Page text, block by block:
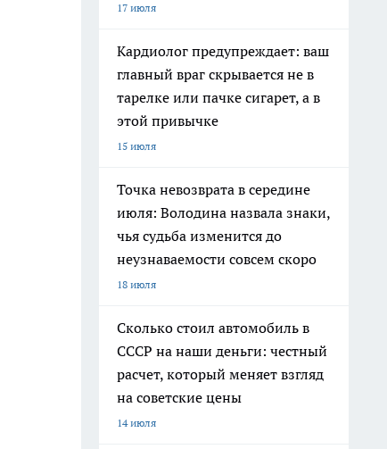
17 июля
Кардиолог предупреждает: ваш
главный враг скрывается не в
тарелке или пачке сигарет, а в
этой привычке
15 июля
Точка невозврата в середине
июля: Володина назвала знаки,
чья судьба изменится до
неузнаваемости совсем скоро
18 июля
Сколько стоил автомобиль в
СССР на наши деньги: честный
расчет, который меняет взгляд
на советские цены
14 июля